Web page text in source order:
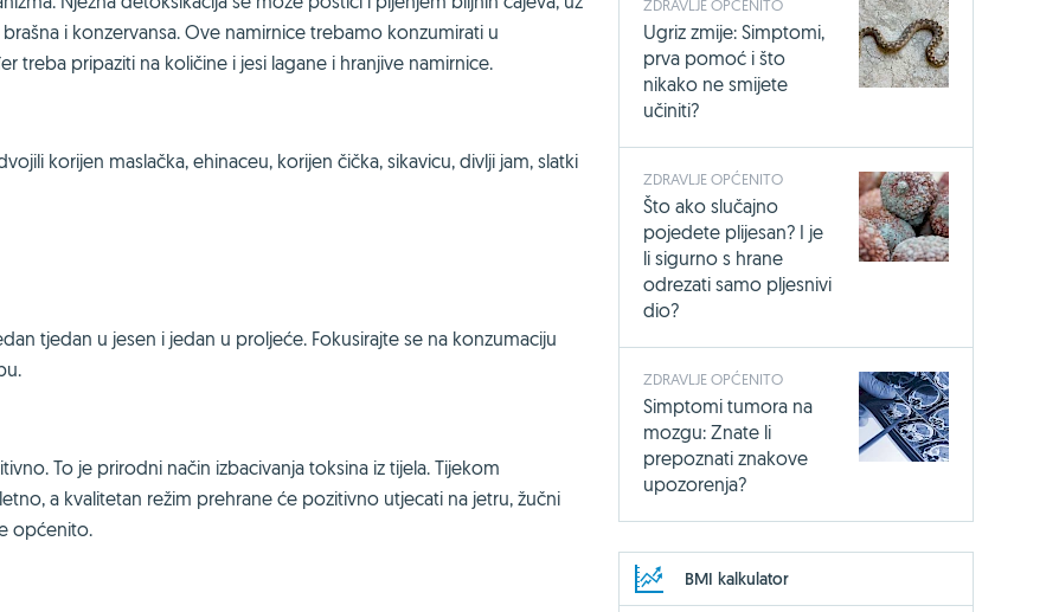
i konzervansa. Ove namirnice trebamo konzumirati u
treba pripaziti na količine i jesi lagane i hranjive namirnice.
korijen maslačka, ehinaceu, korijen čička, sikavicu, divlji jam, slatki
tjedan u jesen i jedan u proljeće. Fokusirajte se na konzumaciju
To je prirodni način izbacivanja toksina iz tijela. Tijekom
a kvalitetan režim prehrane će pozitivno utjecati na jetru, žučni
općenito.
ZDRAVLJE OPĆENITO
Ugriz zmije: Simptomi,
prva pomoć i što
nikako ne smijete
učiniti?
ZDRAVLJE OPĆENITO
Što ako slučajno
pojedete plijesan? I je
li sigurno s hrane
odrezati samo pljesnivi
dio?
ZDRAVLJE OPĆENITO
Simptomi tumora na
mozgu: Znate li
prepoznati znakove
upozorenja?
BMI kalkulator